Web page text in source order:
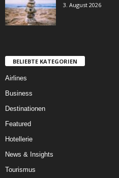
3. August 2026
BELIEBTE KATEGORIEN
Airlines
Business
Destinationen
Featured
Hotellerie
News & Insights
Tourismus